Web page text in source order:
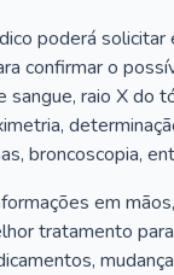
poderá solicitar
confirmar o
sangue, raio X do
broncoscopia,
em
tratamento